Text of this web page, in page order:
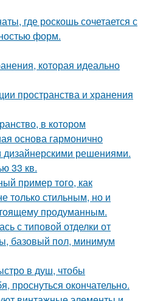
где роскошь сочетается с
форм.
которая идеально
пространства и хранения
в котором
основа гармонично
дизайнерскими решениями.
33 кв.
пример того, как
только стильным, но и
продуманным.
с типовой отделки от
базовый пол, минимум
в душ, чтобы
проснуться окончательно.